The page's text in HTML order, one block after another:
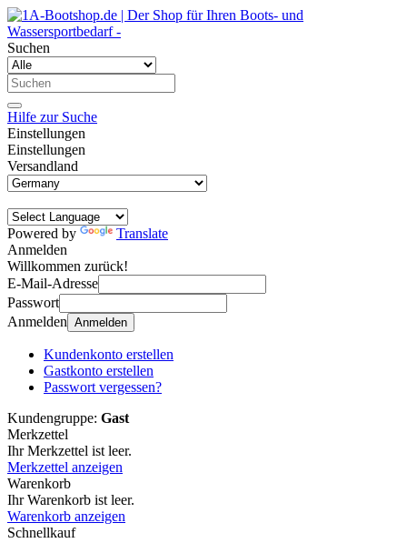
Suchen
Hilfe zur Suche
Einstellungen
Einstellungen
Versandland
Powered by
Translate
Anmelden
Willkommen zurück!
E-Mail-Adresse
Passwort
Anmelden Anmelden
Kundenkonto erstellen
Gastkonto erstellen
Passwort vergessen?
Kundengruppe: Gast
Merkzettel
Ihr Merkzettel ist leer.
Merkzettel anzeigen
Warenkorb
Ihr Warenkorb ist leer.
Warenkorb anzeigen
Schnellkauf